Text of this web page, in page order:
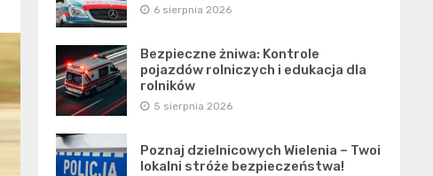
6 sierpnia 2026
Bezpieczne żniwa: Kontrole
pojazdów rolniczych i edukacja dla
rolników
5 sierpnia 2026
Poznaj dzielnicowych Wielenia – Twoi
lokalni stróże bezpieczeństwa!